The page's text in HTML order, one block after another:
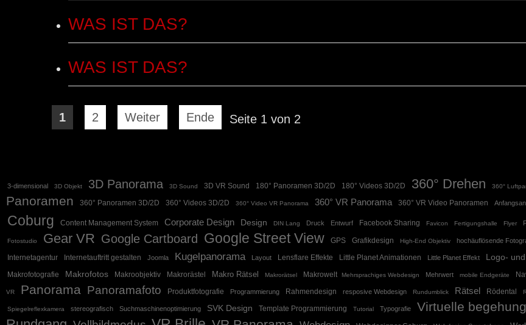
WAS IST DAS?
WAS IST DAS?
Seite 1 von 2
1 2 Weiter Ende
3-dimensional 3D Objekt 3D Panorama 3D Sound 3D VR Sound 180° Panoramen 3D/2D 180° Videos 3D/2D 360° Drehen 360°
Panoramen
360° Panoramen 3D/2D 360° Videos 3D/2D 360° Video VR Panorama 360° VR Panorama 360° VR Video Panoramen
Coburg Content Management System Corporate Design Design DIN Lang Druck Entwurf Facebook Sharing Favicon Fertigungshalle Flyer
Fotostudio Gear VR Google Cartboard Google Street View GPS Grafikdesign High-End Objektiv hochäuflösende
Internetagentur Internetauftritt gestalten Joomla Kugelpanorama Layout Lensflare Effekte Little Planet Animationen Little Planet Effekt Logo-
Makrofotografie
Makrofotos Makroobjektiv Makrorästel Makro Rätsel Makrorätsel Makrowelt Mehrsprachiges Webdesign Mehrwert mobile Endgeräte
VR Panorama Panoramafoto Produktfotografie Programmierung Rahmendesign resposive Webdesign Rundumblick Rätsel Rödental
Spiegelreflexkamera stereografisch Suchmaschinenoptimierung SVK Design Template Programmierung Tutorial Typografie Virtuelle begehung